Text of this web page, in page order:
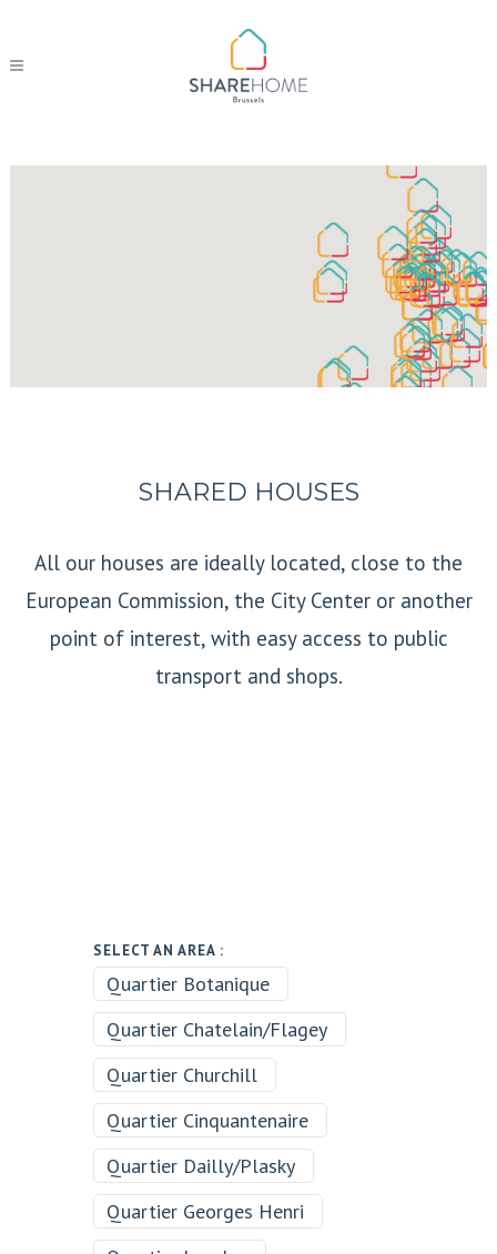
SHARED HOUSES
All our houses are ideally located, close to the
European Commission, the City Center or another
point of interest, with easy access to public
transport and shops.
SELECT AN AREA :
Quartier Botanique
Quartier Chatelain/Flagey
Quartier Churchill
Quartier Cinquantenaire
Quartier Dailly/Plasky
Quartier Georges Henri